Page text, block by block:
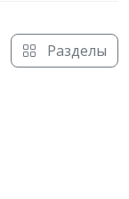
Разделы